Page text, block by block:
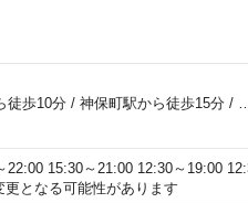
徒歩10分/ 神保町駅から徒歩15分/
22:00 15:30～21:00 12:30～19:00
となる可能性があります